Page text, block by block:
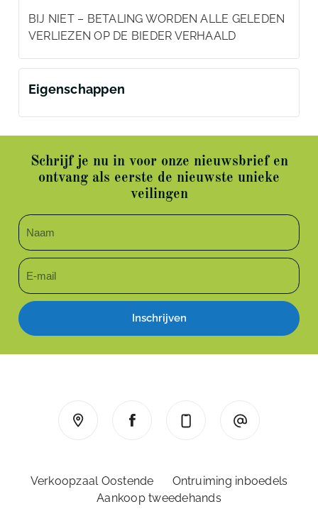
BIJ NIET – BETALING WORDEN ALLE GELEDEN
VERLIEZEN OP DE BIEDER VERHAALD
Eigenschappen
Schrijf je nu in voor onze nieuwsbrief en
ontvang als eerste de nieuwste unieke
veilingen
Inschrijven
Verkoopzaal Oostende
Ontruiming inboedels
Aankoop tweedehands